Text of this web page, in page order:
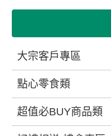
大宗客戶專區
點心零食類
超值必BUY商品類